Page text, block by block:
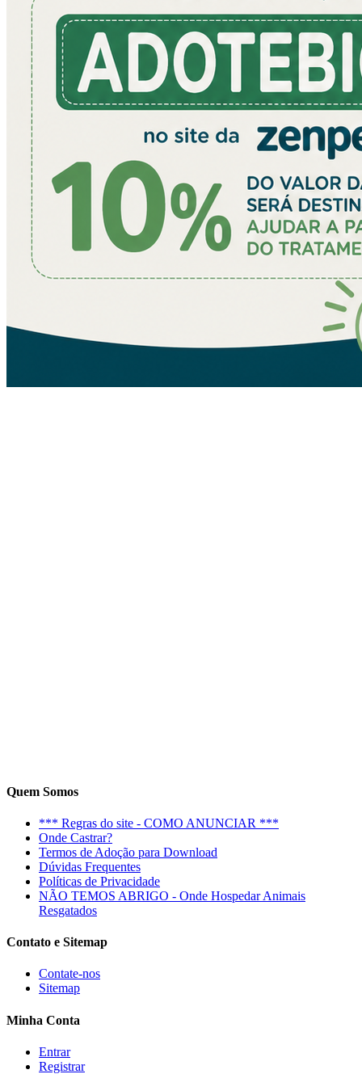
Quem Somos
*** Regras do site - COMO ANUNCIAR ***
Onde Castrar?
Termos de Adoção para Download
Dúvidas Frequentes
Políticas de Privacidade
NÃO TEMOS ABRIGO - Onde Hospedar Animais
Resgatados
Contato e Sitemap
Contate-nos
Sitemap
Minha Conta
Entrar
Registrar